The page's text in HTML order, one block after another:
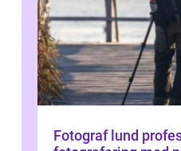
Fotograf lund profesjonell